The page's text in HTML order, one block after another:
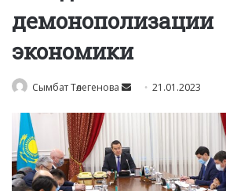
демонополизации
экономики
Сымбат Төлегенова
Send
email
21.01.2023